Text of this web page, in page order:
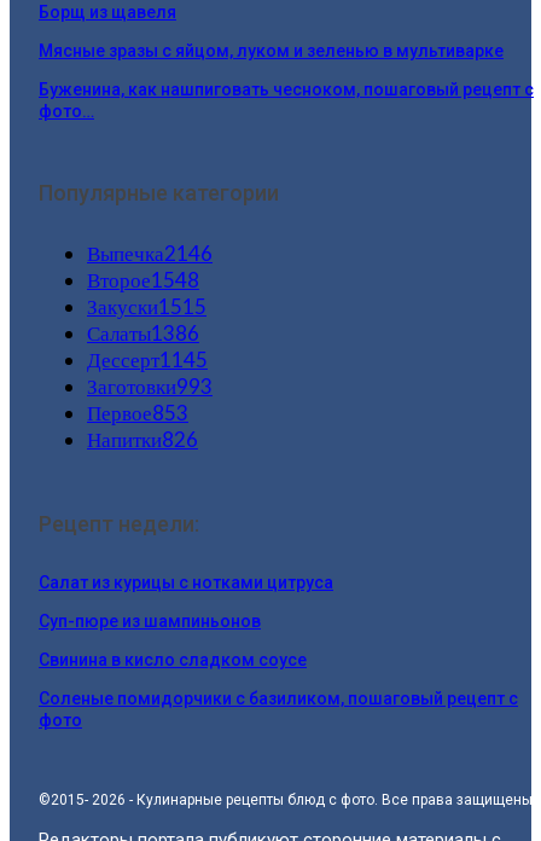
Борщ из щавеля
Мясные зразы с яйцом, луком и зеленью в мультиварке
Буженина, как нашпиговать чесноком, пошаговый рецепт с
фото…
Популярные категории
Выпечка2146
Второе1548
Закуски1515
Салаты1386
Дессерт1145
Заготовки993
Первое853
Напитки826
Рецепт недели:
Салат из курицы с нотками цитруса
Суп-пюре из шампиньонов
Свинина в кисло сладком соусе
Соленые помидорчики с базиликом, пошаговый рецепт с
фото
©2015- 2026 - Кулинарные рецепты блюд с фото. Все права защищены.